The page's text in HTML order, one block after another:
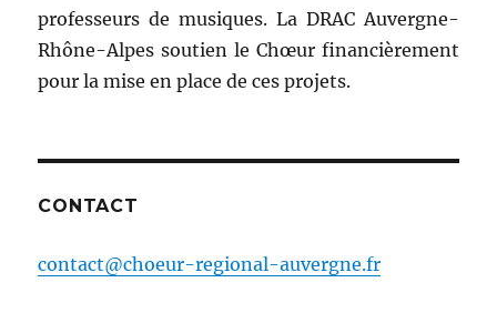
professeurs de musiques. La DRAC Auvergne-
Rhône-Alpes soutien le Chœur financièrement
pour la mise en place de ces projets.
CONTACT
contact@choeur-regional-auvergne.fr